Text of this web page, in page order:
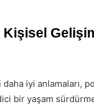
iyi anlamaları,
bir yaşam